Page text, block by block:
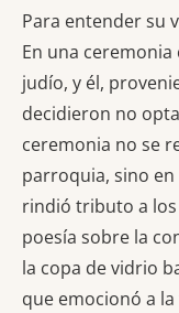
Para entender su
En una
judío, y él,
decidieron no
ceremonia no se
parroquia, sino en
rindió tributo a los
poesía sobre la
la copa de vidrio
que emocionó a